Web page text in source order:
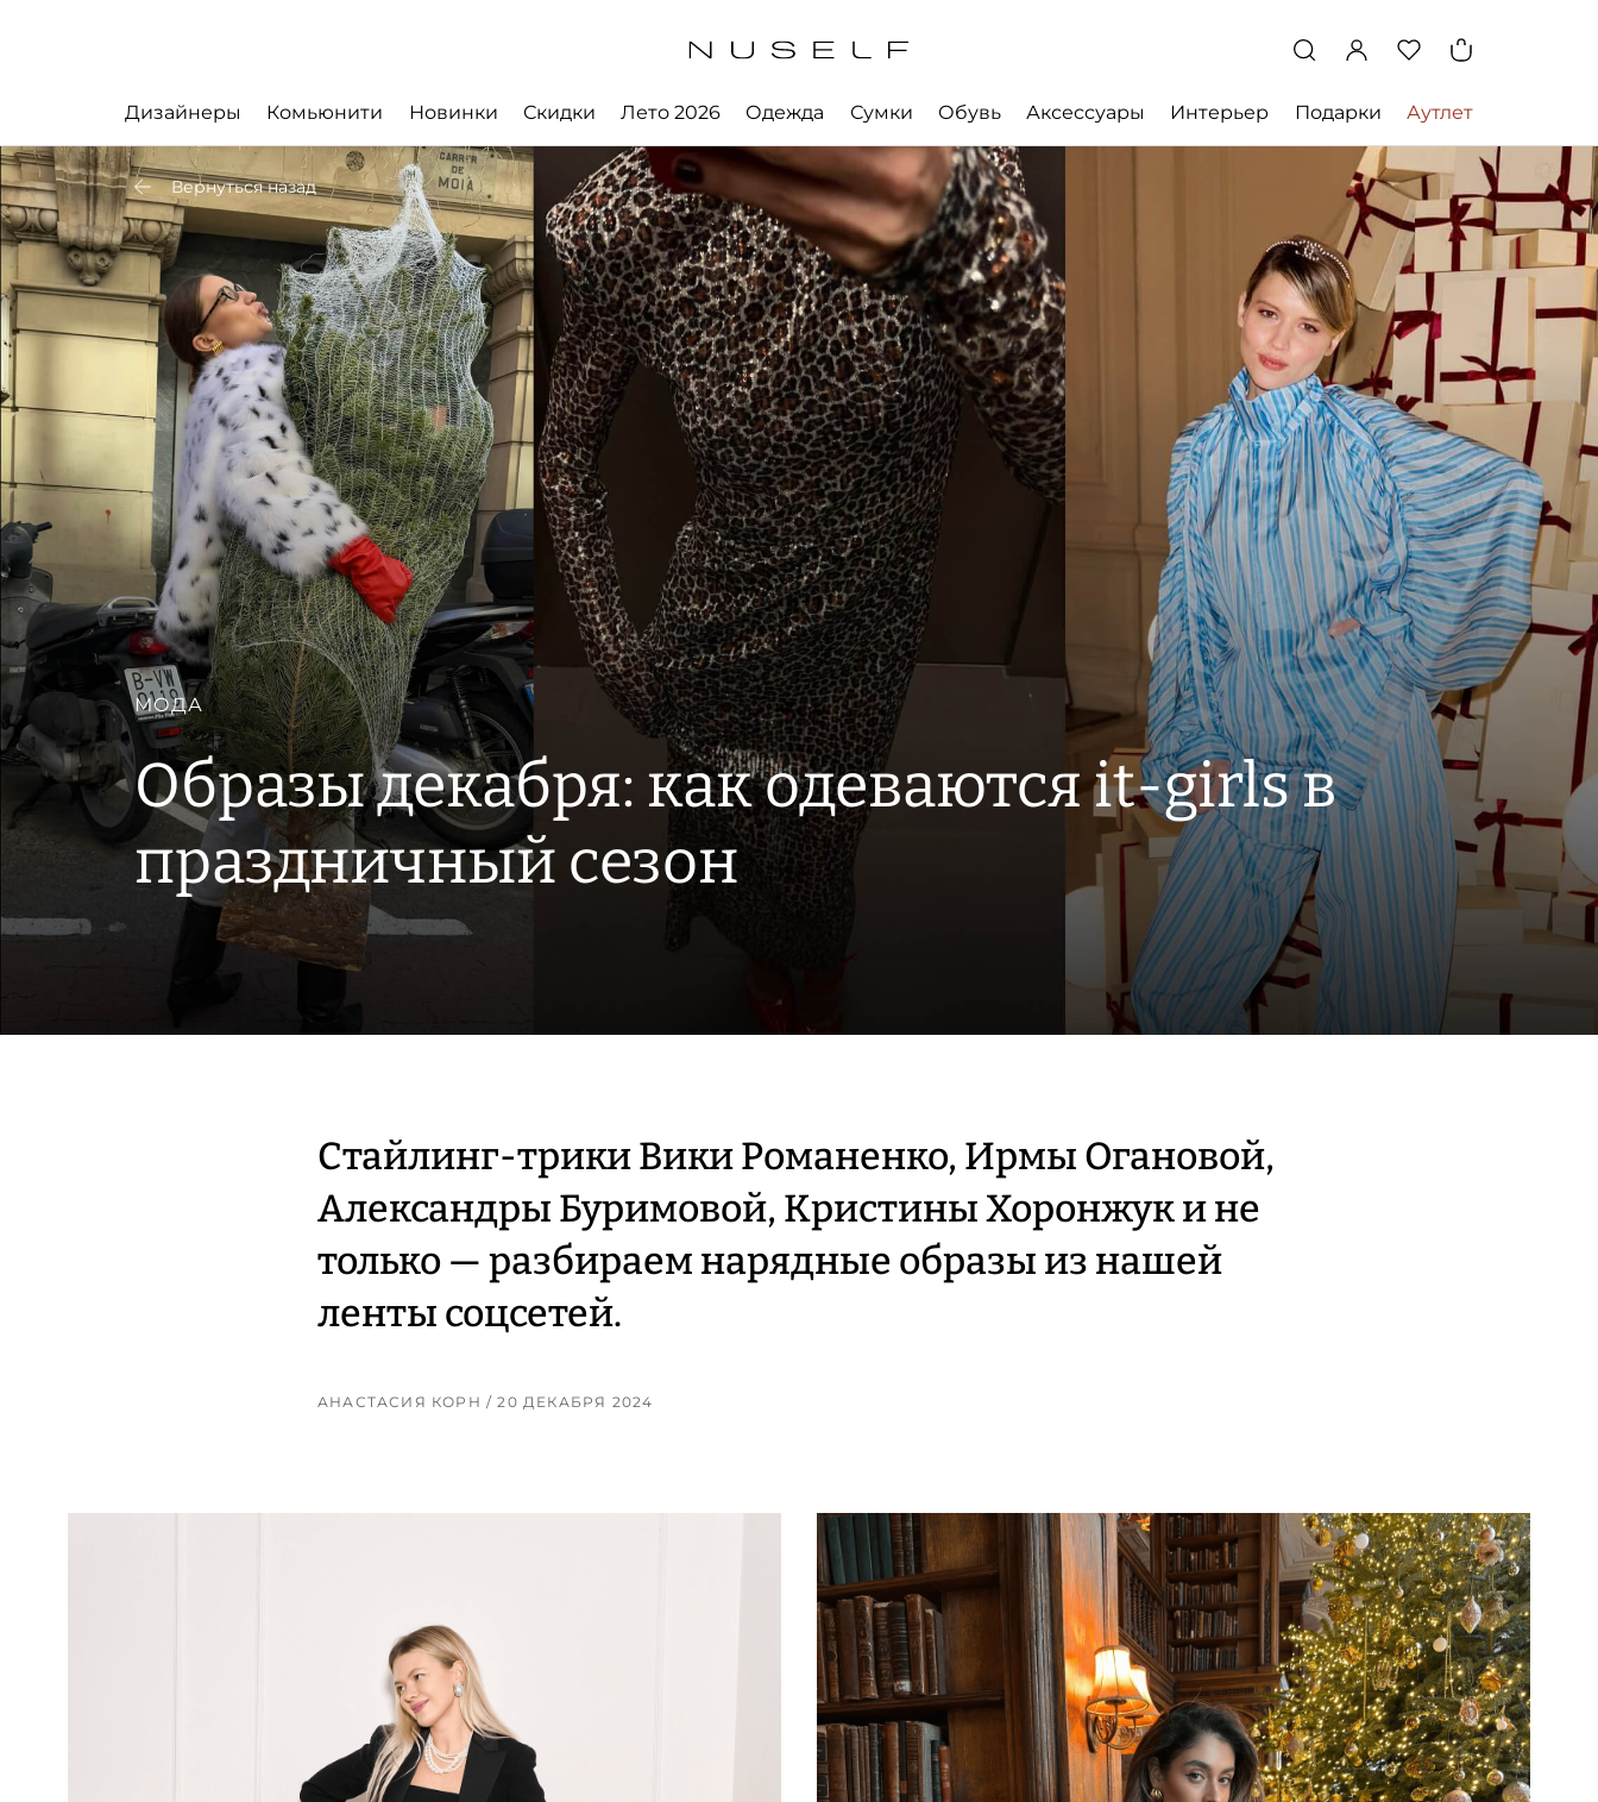
Дизайнеры Комьюнити Новинки Скидки Лето 2026 Одежда Сумки Обувь Аксессуары Интерьер Подарки Аутлет
Вернуться назад
МОДА
Образы декабря: как одеваются it-girls в
праздничный сезон
Cтайлинг-трики Вики Романенко, Ирмы Огановой,
Александры Буримовой, Кристины Хоронжук и не
только — разбираем нарядные образы из нашей
ленты соцсетей.
АНАСТАСИЯ КОРН / 20 ДЕКАБРЯ 2024